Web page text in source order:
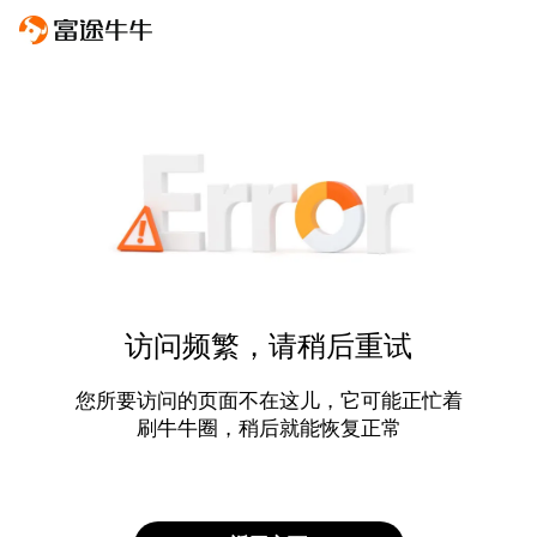
访问频繁，请稍后重试
您所要访问的页面不在这儿，它可能正忙着
刷牛牛圈，稍后就能恢复正常